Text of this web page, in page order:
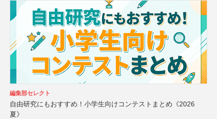
編集部セレクト
自由研究にもおすすめ！小学生向けコンテストまとめ《2026
夏》